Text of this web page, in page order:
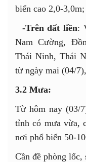
biển cao 2,0-
-Trên đất liền:
Nam Cường,
Thái Ninh, Thái
từ ngày mai (04/
3.2 Mưa:
Từ hôm nay (03/
tỉnh có mưa vừa,
nơi phổ biến 50-
Cần đề phòng